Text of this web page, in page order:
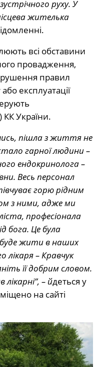
руху. У
жителька
всі обставини
провадження,
правил
експлуатації
України.
пішла з життя не
гарної людини –
ендокринолога –
Весь персонал
горю рідним
з ними, адже ми
професіонала
бога. Це була
жити в наших
лікаря – Кравчук
її добрим словом.
– йдеться у
на сайті